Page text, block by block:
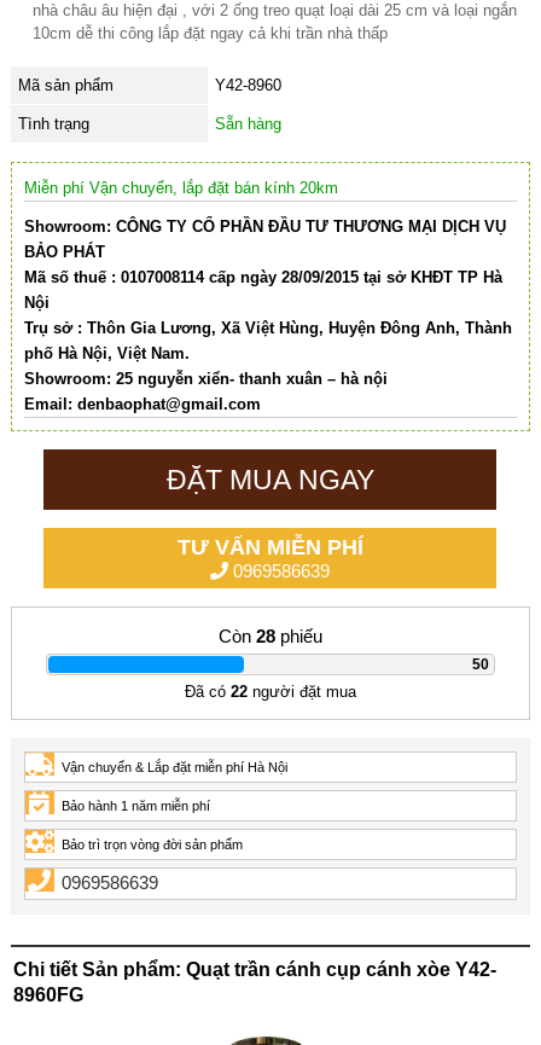
nhà châu âu hiện đại , với 2 ống treo quạt loại dài 25 cm và loại ngắn
10cm dễ thi công lắp đặt ngay cả khi trần nhà thấp
Mã sản phẩm Y42-8960
Tình trạng Sẵn hàng
Miễn phí Vận chuyển, lắp đặt bán kính 20km
Showroom: CÔNG TY CỔ PHẦN ĐẦU TƯ THƯƠNG MẠI DỊCH VỤ
BẢO PHÁT
Mã số thuế : 0107008114 cấp ngày 28/09/2015 tại sở KHĐT TP Hà
Nội
Trụ sở : Thôn Gia Lương, Xã Việt Hùng, Huyện Đông Anh, Thành
phố Hà Nội, Việt Nam.
Showroom: 25 nguyễn xiển- thanh xuân – hà nội
Email: denbaophat@gmail.com
ĐẶT MUA NGAY
TƯ VẤN MIỄN PHÍ
0969586639
Còn 28phiếu
50
|
Đã có 22người đặt mua
Vận chuyển & Lắp đặt miễn phí Hà Nội
Bảo hành 1 năm miễn phí
Bảo trì trọn vòng đời sản phẩm
0969586639
Chi tiết Sản phẩm: Quạt trần cánh cụp cánh xòe Y42-
8960FG